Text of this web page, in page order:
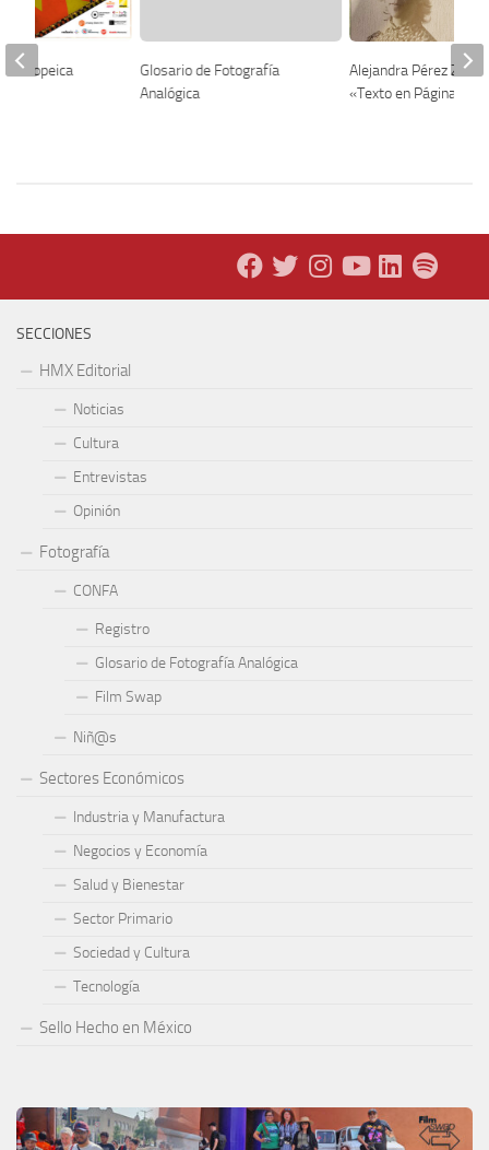
Glosario de Fotografía
Analógica
Alejandra Pérez
«Texto en Página»
SECCIONES
HMX Editorial
Noticias
Cultura
Entrevistas
Opinión
Fotografía
CONFA
Registro
Glosario de Fotografía Analógica
Film Swap
Niñ@s
Sectores Económicos
Industria y Manufactura
Negocios y Economía
Salud y Bienestar
Sector Primario
Sociedad y Cultura
Tecnología
Sello Hecho en México